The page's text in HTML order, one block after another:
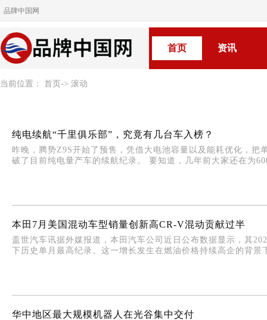
品牌中国网
首页 资讯
当前位置： 首页 -> 滚动
纯电续航“千里俱乐部”，究竟有几台车入榜？
昨晚，腾势Z9S开始了预售，凭借大电池容量以及能耗优化，把
破了目前纯电量产车的续航纪录。 要知道，几年前大家还在为
本田7月美国混动车型销量创新高CR-V混动贡献过半
盖世汽车讯据外媒报道，本田汽车公司近日公布数据显示，其
下历史单月最高纪录。这一增长发生在燃油价格持续高企的背
华中地区最大规模机器人在光谷集中交付